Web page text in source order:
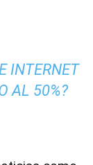
INTERNET
AL 50%?